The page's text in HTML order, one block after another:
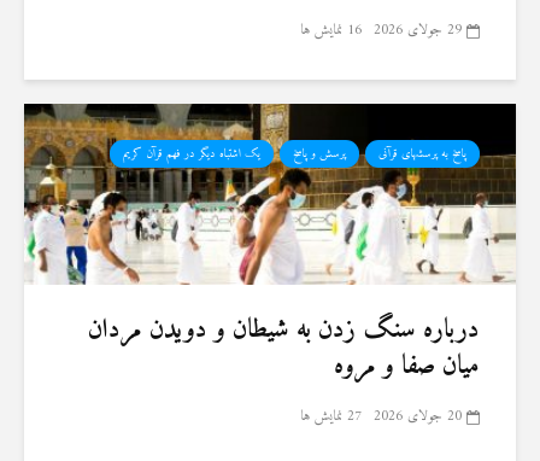
29 جولای 2026 16 نمایش ها
پاسخ به پرسشهای قرآنی پرسش و پاسخ یک اشتباه دیگر در فهم قرآن کریم
درباره سنگ زدن به شیطان و دویدن مردان
میان صفا و مروه
20 جولای 2026 27 نمایش ها